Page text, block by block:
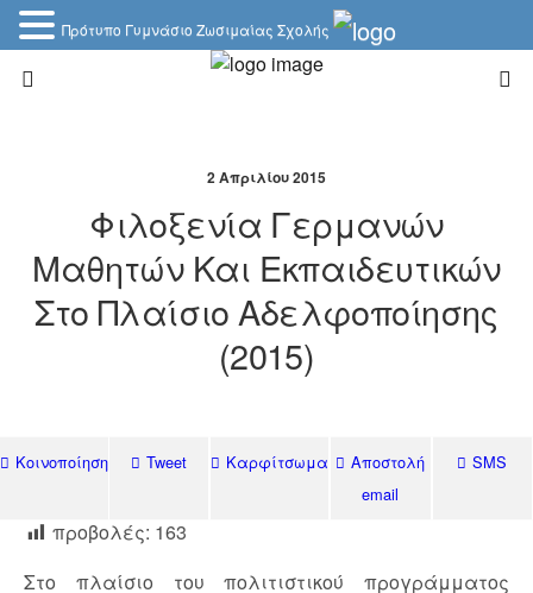
2 Απριλίου 2015
Φιλοξενία Γερμανών
Μαθητών Και Εκπαιδευτικών
Στο Πλαίσιο Αδελφοποίησης
(2015)
Κοινοποίηση Tweet Καρφίτσωμα
Αποστολή
email
SMS
προβολές: 163
Στο πλαίσιο του πολιτιστικού προγράμματος
Πρότυπο Γυμνάσιο Ζωσιμαίας Σχολής